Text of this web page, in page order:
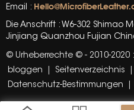
Email :
Die Anschrift : W6-302 Shimao
Jinjiang Quanzhou Fujian
© Urheberrechte © - 2010-2020
bloggen
Seitenverzeichnis
Datenschutz-Bestimmungen